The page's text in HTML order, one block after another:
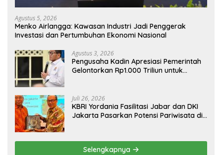
Agustus 5, 2026
Menko Airlangga: Kawasan Industri Jadi Penggerak
Investasi dan Pertumbuhan Ekonomi Nasional
Agustus 3, 2026
Pengusaha Kadin Apresiasi Pemerintah
Gelontorkan Rp1.000 Triliun untuk
Juli 26, 2026
KBRI Yordania Fasilitasi Jabar dan DKI
Jakarta Pasarkan Potensi Pariwisata di
Selengkapnya